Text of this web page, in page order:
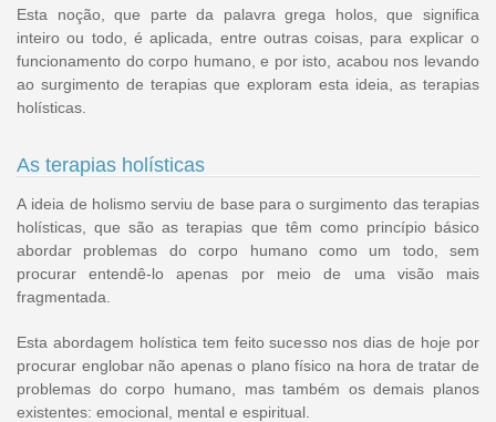
Esta noção, que parte da palavra grega holos, que significa
inteiro ou todo, é aplicada, entre outras coisas, para explicar o
funcionamento do corpo humano, e por isto, acabou nos levando
ao surgimento de terapias que exploram esta ideia, as terapias
holísticas.
As terapias holísticas
A ideia de holismo serviu de base para o surgimento das terapias
holísticas, que são as terapias que têm como princípio básico
abordar problemas do corpo humano como um todo, sem
procurar entendê-lo apenas por meio de uma visão mais
fragmentada.
Esta abordagem holística tem feito sucesso nos dias de hoje por
procurar englobar não apenas o plano físico na hora de tratar de
problemas do corpo humano, mas também os demais planos
existentes: emocional, mental e espiritual.